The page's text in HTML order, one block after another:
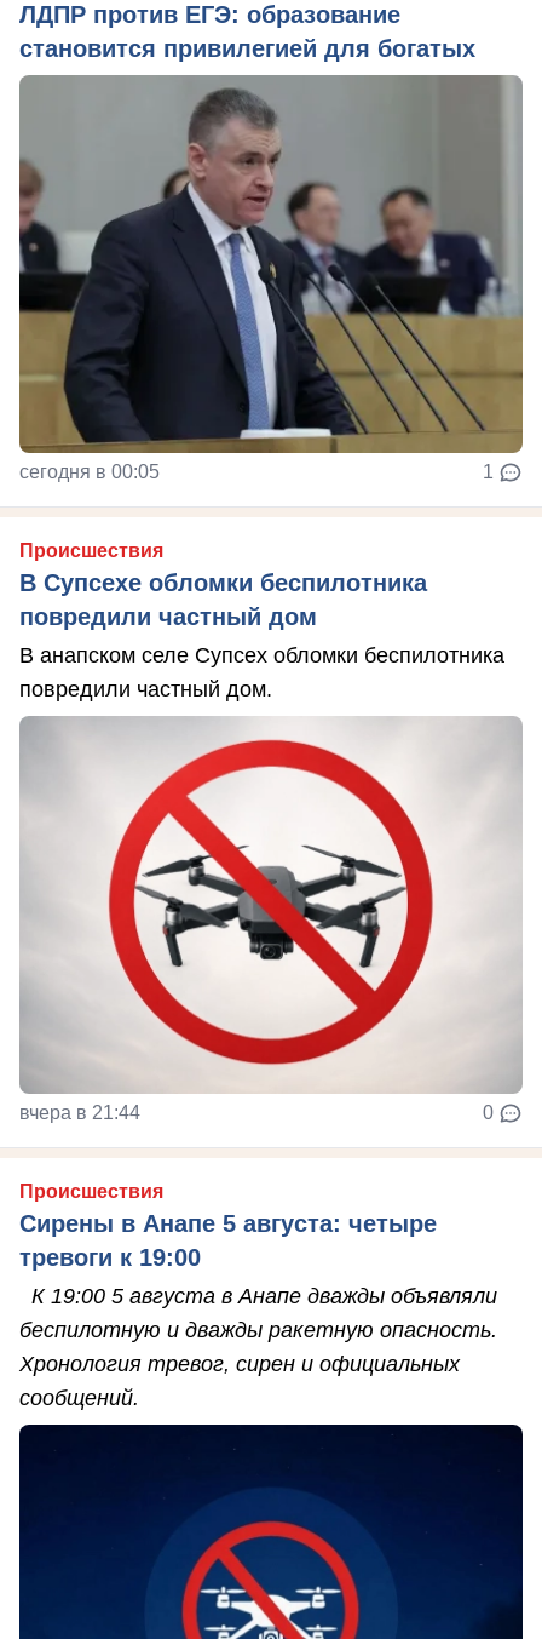
ЛДПР против ЕГЭ: образование
становится привилегией для богатых
сегодня в 00:05 1
Происшествия
В Супсехе обломки беспилотника
повредили частный дом
В анапском селе Супсех обломки беспилотника
повредили частный дом.
вчера в 21:44 0
Происшествия
Сирены в Анапе 5 августа: четыре
тревоги к 19:00
К 19:00 5 августа в Анапе дважды объявляли
беспилотную и дважды ракетную опасность.
Хронология тревог, сирен и официальных
сообщений.